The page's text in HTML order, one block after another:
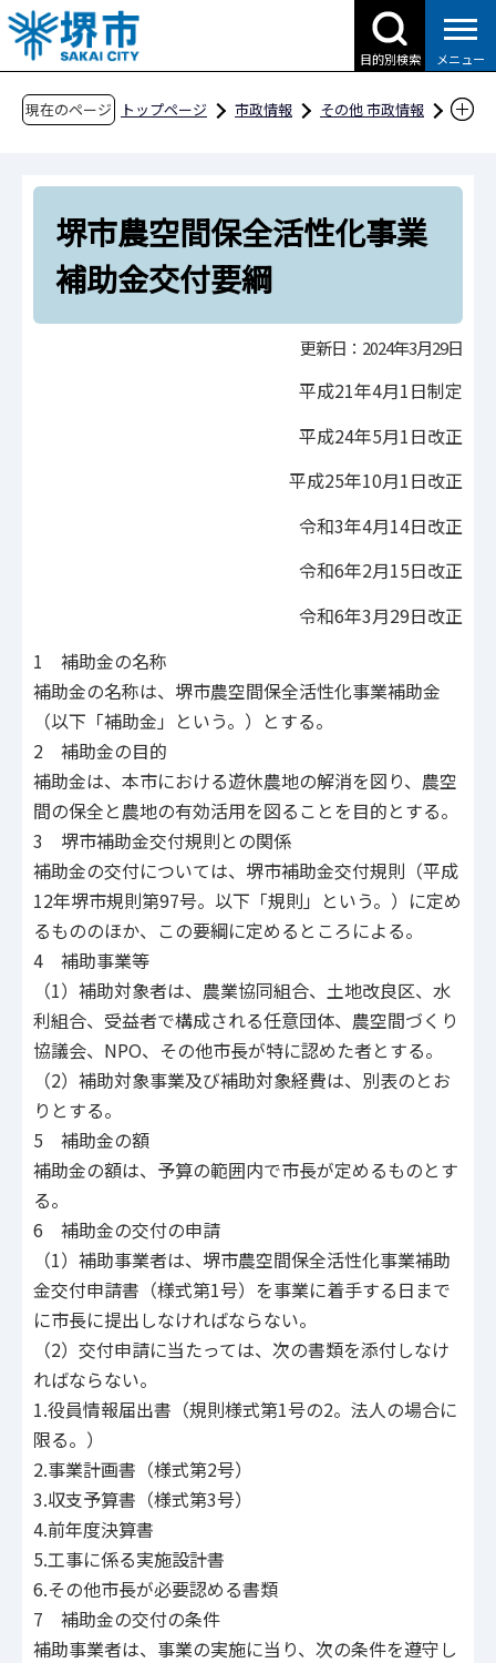
こ
の
ペ
目的別検索 メニュー
現在のページ トップページ 市政情報
その他 市政情報
産業経済
堺市農空間保全活性化事業補助金交付要綱
堺市農空間保全活性化事業
補助金交付要綱
更新日：2024年3月29日
平成21年4月1日制定
平成24年5月1日改正
平成25年10月1日改正
令和3年4月14日改正
令和6年2月15日改正
令和6年3月29日改正
1 補助金の名称
補助金の名称は、堺市農空間保全活性化事業補助金
（以下「補助金」という。）とする。
2 補助金の目的
補助金は、本市における遊休農地の解消を図り、農空
間の保全と農地の有効活用を図ることを目的とする。
3 堺市補助金交付規則との関係
補助金の交付については、堺市補助金交付規則（平成
12年堺市規則第97号。以下「規則」という。）に定め
るもののほか、この要綱に定めるところによる。
4 補助事業等
（1）補助対象者は、農業協同組合、土地改良区、水
利組合、受益者で構成される任意団体、農空間づくり
協議会、NPO、その他市長が特に認めた者とする。
（2）補助対象事業及び補助対象経費は、別表のとお
りとする。
5 補助金の額
補助金の額は、予算の範囲内で市長が定めるものとす
る。
6 補助金の交付の申請
（1）補助事業者は、堺市農空間保全活性化事業補助
金交付申請書（様式第1号）を事業に着手する日まで
に市長に提出しなければならない。
（2）交付申請に当たっては、次の書類を添付しなけ
ればならない。
1.役員情報届出書（規則様式第1号の2。法人の場合に
限る。）
2.事業計画書（様式第2号）
3.収支予算書（様式第3号）
4.前年度決算書
5.工事に係る実施設計書
6.その他市長が必要認める書類
7 補助金の交付の条件
補助事業者は、事業の実施に当り、次の条件を遵守し